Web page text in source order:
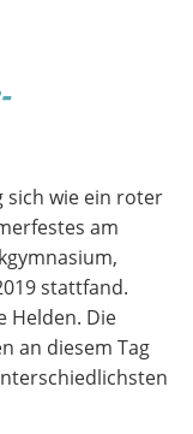
sich wie ein roter
am
stattfand.
Helden. Die
an diesem Tag